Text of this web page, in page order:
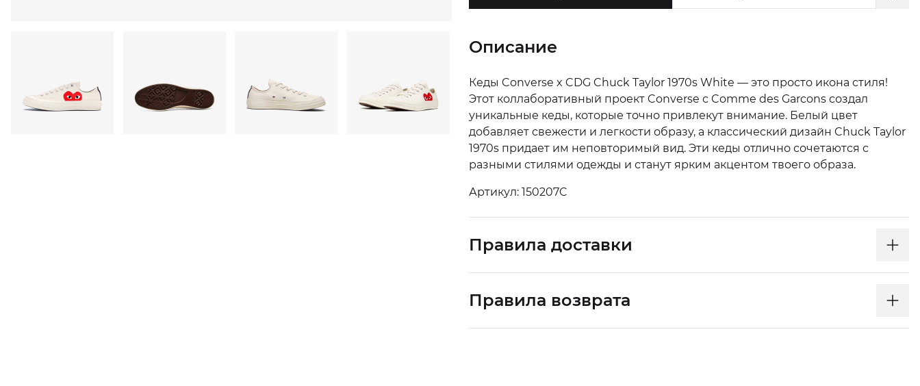
Описание
Кеды Converse x CDG Chuck Taylor 1970s White — это просто икона стиля!
Этот коллаборативный проект Converse с Comme des Garcons создал
уникальные кеды, которые точно привлекут внимание. Белый цвет
добавляет свежести и легкости образу, а классический дизайн Chuck Taylor
1970s придает им неповторимый вид. Эти кеды отлично сочетаются с
разными стилями одежды и станут ярким акцентом твоего образа.
Артикул: 150207C
Правила доставки
Правила возврата